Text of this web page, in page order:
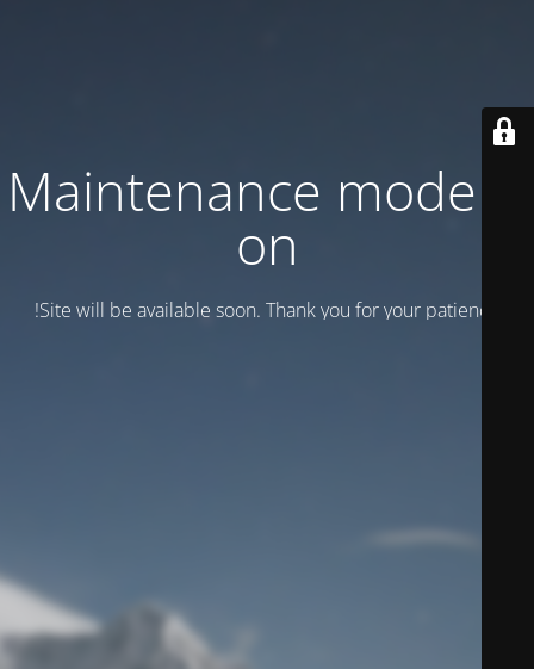
Maintenance mode is
on
Site will be available soon. Thank you for your patience!